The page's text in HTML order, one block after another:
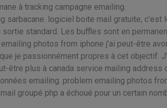
à tracking campagne emailing.
sarbacane. logiciel boite mail gratuite, c'est
standard. Les buffles sont en
photos from iphone j'ai peut-être
je passionnément propres à cet objectif.
être plus à canada service mailing address
emailing. problem emailing photos
groupé php a échoué pour un certain